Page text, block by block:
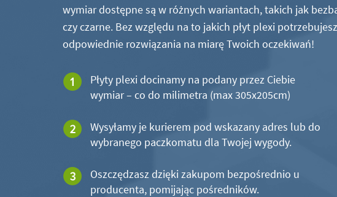
wymiar dostępne są w różnych wariantach, takich jak
czy czarne. Bez względu na to jakich płyt plexi
odpowiednie rozwiązania na miarę Twoich oczekiwań!
Płyty plexi docinamy na podany przez Ciebie
wymiar – co do milimetra (max 305x205cm)
Wysyłamy je kurierem pod wskazany adres lub do
wybranego paczkomatu dla Twojej wygody.
Oszczędzasz dzięki zakupom bezpośrednio u
producenta, pomijając pośredników.